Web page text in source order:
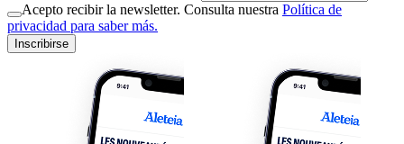
Acepto recibir la newsletter. Consulta nuestra Política de
privacidad para saber más.
Inscribirse